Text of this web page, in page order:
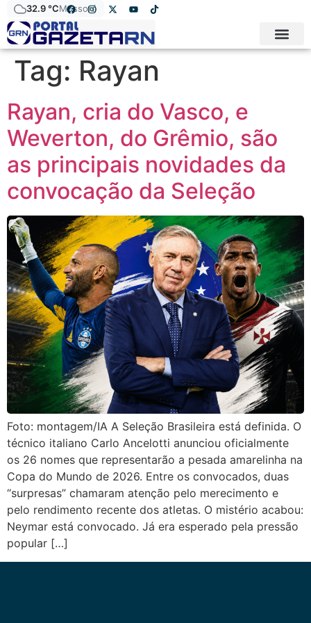
32.9 °CMossoró
Tag: Rayan
Rayan, cria do Vasco, e
Weverton, do Grêmio, são
as principais novidades da
convocação da Seleção
Foto: montagem/IA A Seleção Brasileira está definida. O
técnico italiano Carlo Ancelotti anunciou oficialmente
os 26 nomes que representarão a pesada amarelinha na
Copa do Mundo de 2026. Entre os convocados, duas
“surpresas” chamaram atenção pelo merecimento e
pelo rendimento recente dos atletas. O mistério acabou:
Neymar está convocado. Já era esperado pela pressão
popular […]